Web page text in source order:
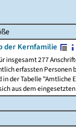
der Kernfamilie
insgesamt 277
erfassten
in der Tabelle
aus dem